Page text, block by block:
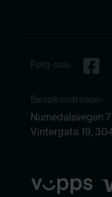
Følg oss:
Besøksadresse:
Numedalsvegen
Vintergata 19,